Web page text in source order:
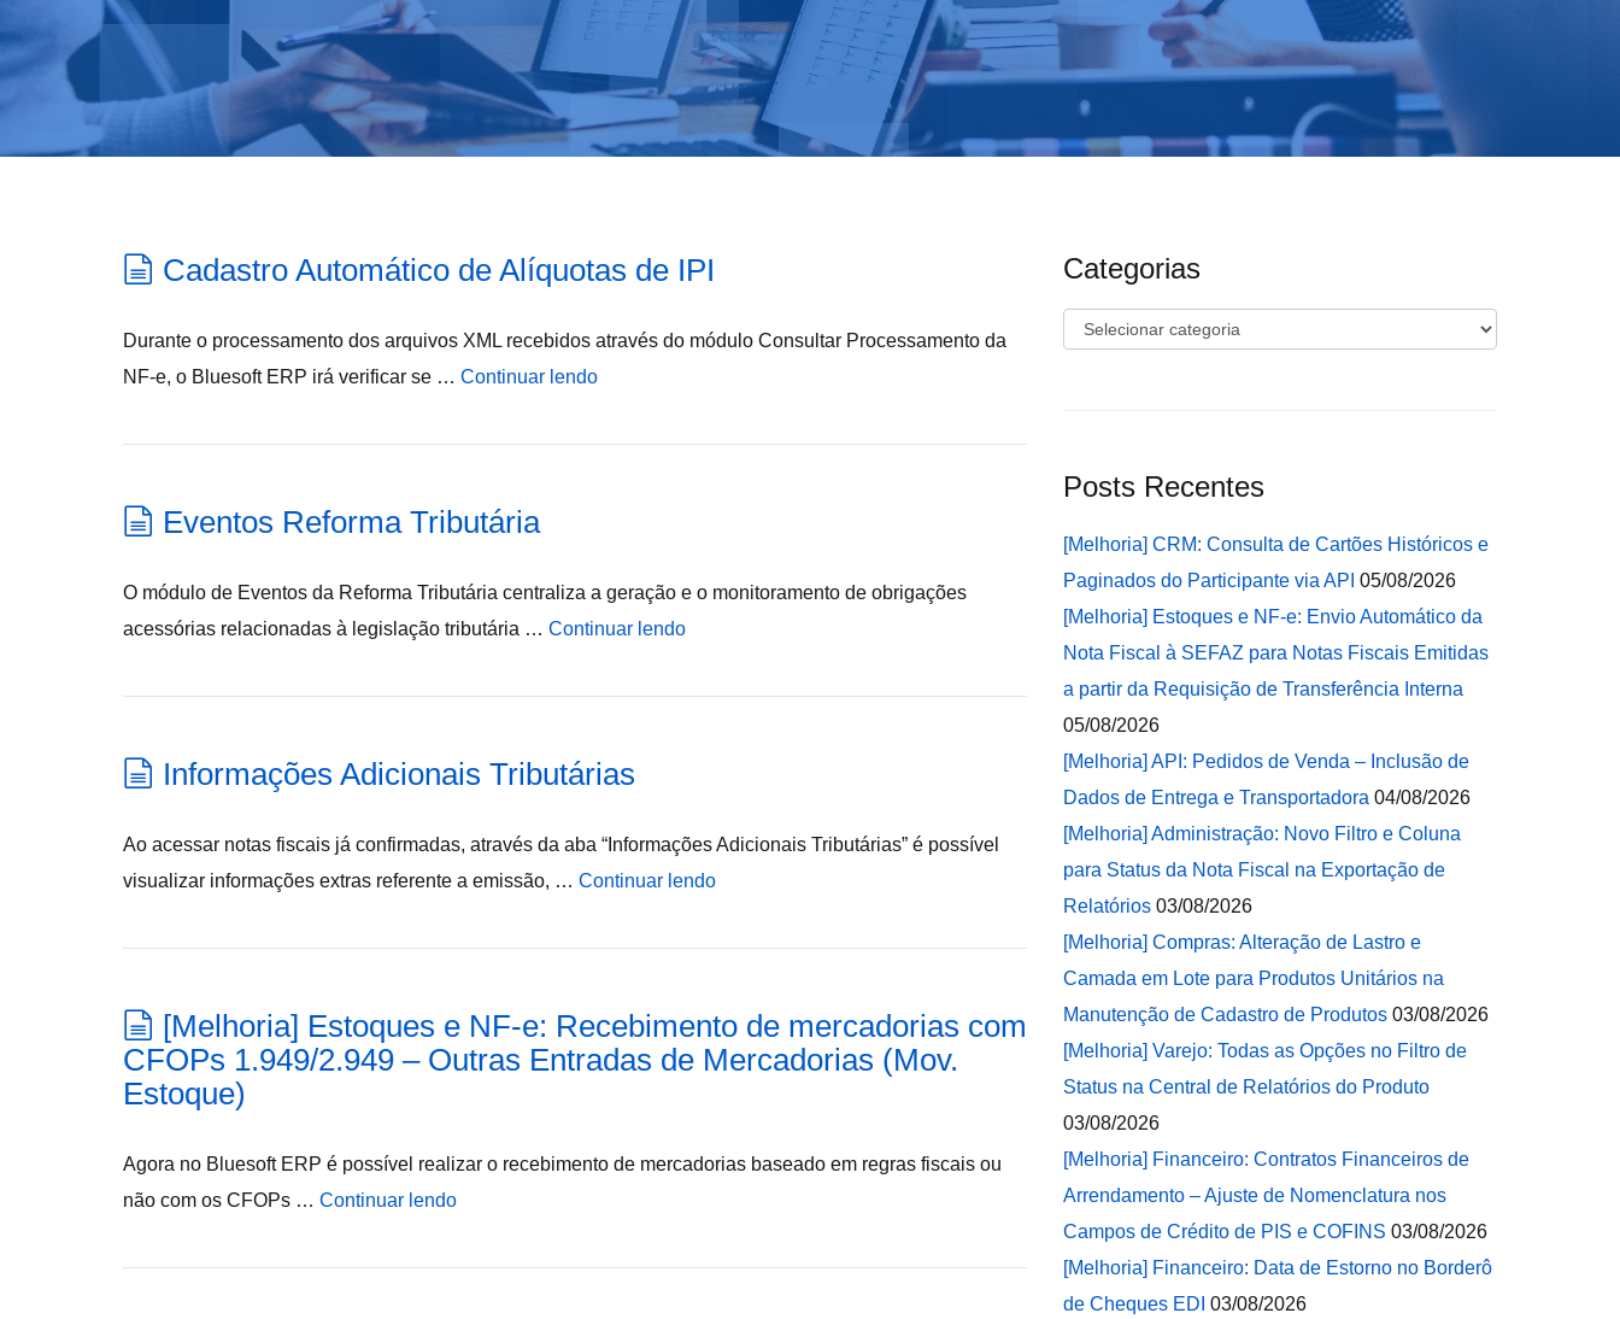
Cadastro Automático de Alíquotas de IPI
Durante o processamento dos arquivos XML recebidos através do módulo Consultar Processamento da
NF-e, o Bluesoft ERP irá verificar se … Continuar lendo
Eventos Reforma Tributária
O módulo de Eventos da Reforma Tributária centraliza a geração e o monitoramento de obrigações
acessórias relacionadas à legislação tributária … Continuar lendo
Informações Adicionais Tributárias
Ao acessar notas fiscais já confirmadas, através da aba “Informações Adicionais Tributárias” é possível
visualizar informações extras referente a emissão, … Continuar lendo
[Melhoria] Estoques e NF-e: Recebimento de mercadorias com
CFOPs 1.949/2.949 – Outras Entradas de Mercadorias (Mov.
Estoque)
Agora no Bluesoft ERP é possível realizar o recebimento de mercadorias baseado em regras fiscais ou
não com os CFOPs … Continuar lendo
Categorias
Categorias
Posts Recentes
[Melhoria] CRM: Consulta de Cartões Históricos e
Paginados do Participante via API 05/08/2026
[Melhoria] Estoques e NF-e: Envio Automático da
Nota Fiscal à SEFAZ para Notas Fiscais Emitidas
a partir da Requisição de Transferência Interna
05/08/2026
[Melhoria] API: Pedidos de Venda – Inclusão de
Dados de Entrega e Transportadora 04/08/2026
[Melhoria] Administração: Novo Filtro e Coluna
para Status da Nota Fiscal na Exportação de
Relatórios 03/08/2026
[Melhoria] Compras: Alteração de Lastro e
Camada em Lote para Produtos Unitários na
Manutenção de Cadastro de Produtos 03/08/2026
[Melhoria] Varejo: Todas as Opções no Filtro de
Status na Central de Relatórios do Produto
03/08/2026
[Melhoria] Financeiro: Contratos Financeiros de
Arrendamento – Ajuste de Nomenclatura nos
Campos de Crédito de PIS e COFINS 03/08/2026
[Melhoria] Financeiro: Data de Estorno no Borderô
de Cheques EDI 03/08/2026